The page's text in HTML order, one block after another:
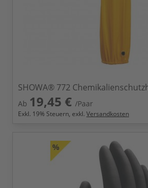
SHOWA® 772
Ab 19,45 € /Paar
Exkl. 19% Steuern, exkl. Versandkosten